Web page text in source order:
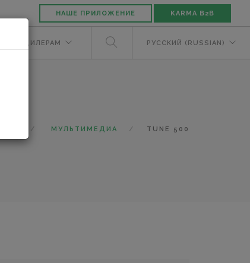
НАШЕ ПРИЛОЖЕНИЕ KARMA B2B
ДИЛЕРАМ РУССКИЙ (RUSSIAN)
МУЛЬТИМЕДИА TUNE 500